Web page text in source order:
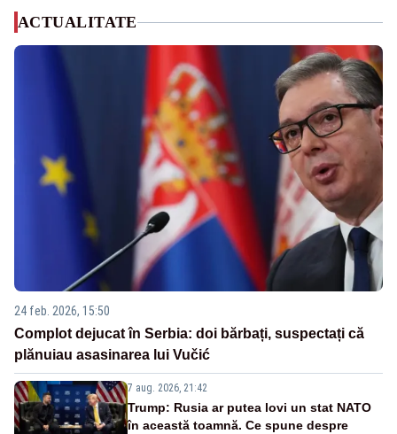
ACTUALITATE
24 feb. 2026, 15:50
Complot dejucat în Serbia: doi bărbați, suspectați că
plănuiau asasinarea lui Vučić
7 aug. 2026, 21:42
Trump: Rusia ar putea lovi un stat NATO
în această toamnă. Ce spune despre